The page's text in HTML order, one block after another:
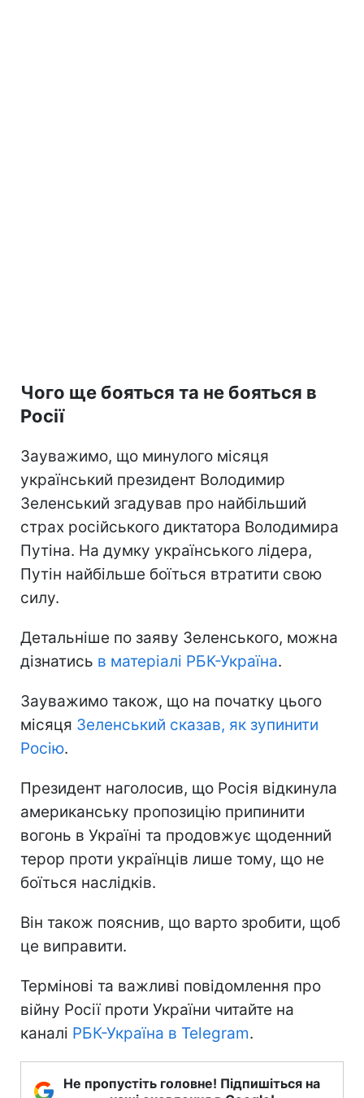
Чого ще бояться та не бояться в
Росії
Зауважимо, що минулого місяця
український президент Володимир
Зеленський згадував про найбільший
страх російського диктатора Володимира
Путіна. На думку українського лідера,
Путін найбільше боїться втратити свою
силу.
Детальніше по заяву Зеленського, можна
дізнатись в матеріалі РБК-Україна.
Зауважимо також, що на початку цього
місяця Зеленський сказав, як зупинити
Росію.
Президент наголосив, що Росія відкинула
американську пропозицію припинити
вогонь в Україні та продовжує щоденний
терор проти українців лише тому, що не
боїться наслідків.
Він також пояснив, що варто зробити, щоб
це виправити.
Термінові та важливі повідомлення про
війну Росії проти України читайте на
каналі РБК-Україна в Telegram.
Не пропустіть головне! Підпишіться на